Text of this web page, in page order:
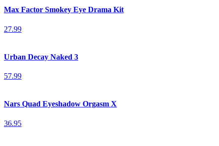
Max Factor Smokey Eye Drama Kit
27.99
Urban Decay Naked 3
57.99
Nars Quad Eyeshadow Orgasm X
36.95